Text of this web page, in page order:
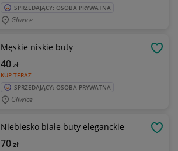
SPRZEDAJĄCY: OSOBA PRYWATNA
Gliwice
Męskie niskie buty
KUP TERAZ
40zł
SPRZEDAJĄCY: OSOBA PRYWATNA
Gliwice
Niebiesko białe buty eleganckie
70zł